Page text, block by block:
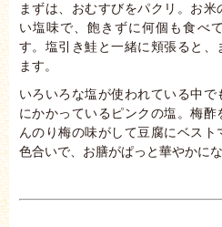
まずは、おむすびをパクリ。お
い塩味で、飽きずに何個も食べ
す。塩引き鮭と一緒に頬張ると、
ます。
いろいろな塩が使われている中
にかかっているピンクの塩。梅
んのり梅の味がして豆腐にベス
色合いで、お膳がぱっと華やかに